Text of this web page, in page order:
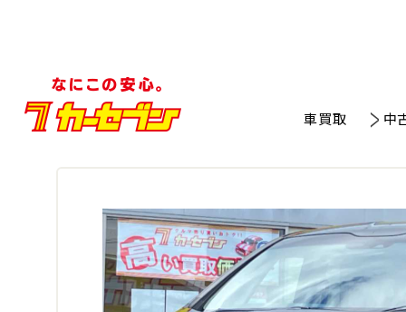
車買取 中